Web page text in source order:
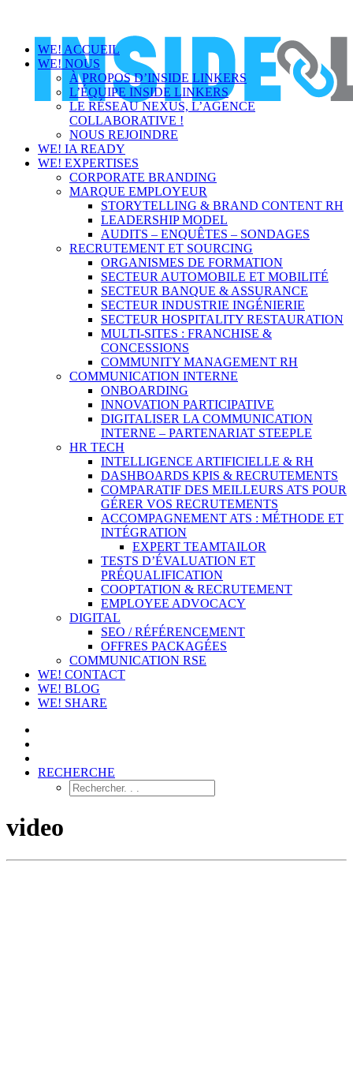
WE! ACCUEIL
WE! NOUS
À PROPOS D’INSIDE LINKERS
L’ÉQUIPE INSIDE LINKERS
LE RÉSEAU NEXUS, L’AGENCE
COLLABORATIVE !
NOUS REJOINDRE
WE! IA READY
WE! EXPERTISES
CORPORATE BRANDING
MARQUE EMPLOYEUR
STORYTELLING & BRAND CONTENT RH
LEADERSHIP MODEL
AUDITS – ENQUÊTES – SONDAGES
RECRUTEMENT ET SOURCING
ORGANISMES DE FORMATION
SECTEUR AUTOMOBILE ET MOBILITÉ
SECTEUR BANQUE & ASSURANCE
SECTEUR INDUSTRIE INGÉNIERIE
SECTEUR HOSPITALITY RESTAURATION
MULTI-SITES : FRANCHISE &
CONCESSIONS
COMMUNITY MANAGEMENT RH
COMMUNICATION INTERNE
ONBOARDING
INNOVATION PARTICIPATIVE
DIGITALISER LA COMMUNICATION
INTERNE – PARTENARIAT STEEPLE
HR TECH
INTELLIGENCE ARTIFICIELLE & RH
DASHBOARDS KPIS & RECRUTEMENTS
COMPARATIF DES MEILLEURS ATS POUR
GÉRER VOS RECRUTEMENTS
ACCOMPAGNEMENT ATS : MÉTHODE ET
INTÉGRATION
EXPERT TEAMTAILOR
TESTS D’ÉVALUATION ET
PRÉQUALIFICATION
COOPTATION & RECRUTEMENT
EMPLOYEE ADVOCACY
DIGITAL
SEO / RÉFÉRENCEMENT
OFFRES PACKAGÉES
COMMUNICATION RSE
WE! CONTACT
WE! BLOG
WE! SHARE
RECHERCHE
video